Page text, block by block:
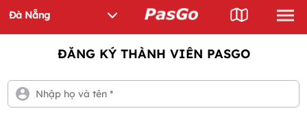
ĐĂNG KÝ THÀNH VIÊN PASGO